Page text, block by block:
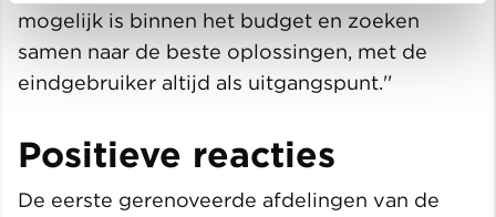
mogelijk is binnen het budget en zoeken
samen naar de beste oplossingen, met de
eindgebruiker altijd als uitgangspunt.''
Positieve reacties
De eerste gerenoveerde afdelingen van de